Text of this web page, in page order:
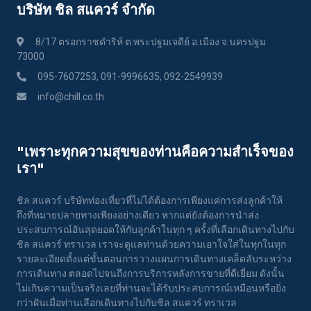
บริษัท ชิล สแควร์ จำกัด
8/17 ตรอกราชดำริห์ ต.พระปฐมเจดีย์ อ.เมือง จ.นครปฐม
73000
095-7607253, 091-9996635, 092-2549939
info@chill.co.th
"เพราะทุกความสุขของท่านคือความสําเร็จของ
เรา"
ชิล สแควร์ บริษัทท่องเที่ยวที่ไม่ได้ต้องการเพียงแค่การส่งลูกค้าให้
ถึงที่หมายปลายทางเพียงอย่างเดียว หากแต่ยังต้องการนำส่ง
ประสบการณ์อันสุดยอดให้กับลูกค้าในทุก ๆ ครั้งที่เลือกเดินทางไปกับ
ชิล สแควร์ ทราเวล เราจะดูแลท่านด้วยความเอาใจใส่ในทุกในทุก
รายละเอียดตั้งแต่ขั้นตอนการวางแผนการเดินทางเคล็ดลับระหว่าง
การเดินทาง ตลอดไปจนถึงการบริการหลังการขายที่ดีเยี่ยม ดังนั้น
ไม่เกินความเป็นจริงเลยที่ท่านจะได้รับประสบการณ์เหมือนหรือยิ่ง
กว่าฝันเมื่อท่านเลือกเดินทางไปกับชิล สแควร์ ทราเวล